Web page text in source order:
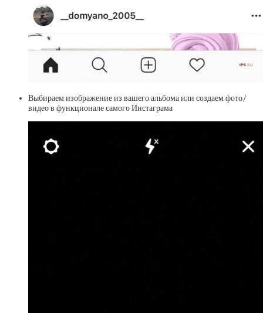
Выбираем изображение из вашего альбома или создаем фото/
видео в функционале самого Инстаграма